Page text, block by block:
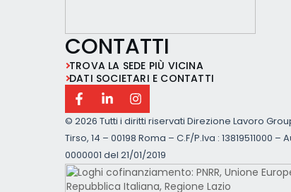
CONTATTI
TROVA LA SEDE PIÙ VICINA
DATI SOCIETARI E CONTATTI
© 2026 Tutti i diritti riservati Direzione Lavoro
Tirso, 14 – 00198 Roma – C.F/P.Iva : 13819511000 –
0000001 del 21/01/2019